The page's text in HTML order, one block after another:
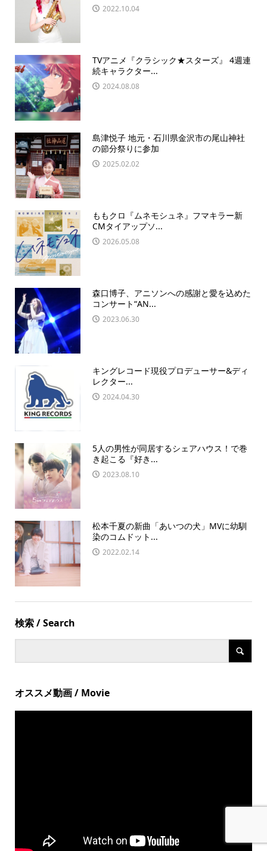
2022.10.04
TVアニメ『クラシック★スターズ』 4週連
続キャラクター...
2024.08.08
島津悦子 地元・石川県金沢市の尾山神社
の節分祭りに参加
2025.02.02
ももクロ『ムネモシュネ』フマキラー新
CMタイアップソ...
2026.05.08
森口博子、アニソンへの感謝と愛を込めた
コンサート“AN...
2023.06.30
キングレコード現役プロデューサー&ディ
レクター...
2024.04.30
5人の男性が同居するシェアハウス！で巻
き起こる『好き...
2023.08.10
松本千夏の新曲「あいつの犬」MVに幼馴
染のコムドット...
2022.02.14
検索 / Search
オススメ動画 / Movie